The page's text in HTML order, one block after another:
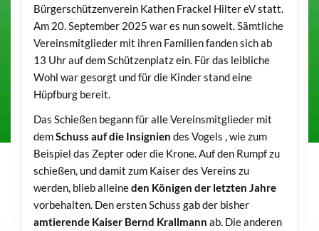
Bürgerschützenverein Kathen Frackel Hilter eV statt.
Am 20. September 2025 war es nun soweit. Sämtliche
Vereinsmitglieder mit ihren Familien fanden sich ab
13 Uhr auf dem Schützenplatz ein. Für das leibliche
Wohl war gesorgt und für die Kinder stand eine
Hüpfburg bereit.
Das Schießen begann für alle Vereinsmitglieder mit
demSchuss auf die Insignien des Vogels , wie zum
Beispiel das Zepter oder die Krone. Auf den Rumpf zu
schießen, und damit zum Kaiser des Vereins zu
werden, blieb alleineden Königen der letzten Jahre
vorbehalten. Den ersten Schuss gab der bisher
amtierende Kaiser Bernd Krallmann ab. Die anderen